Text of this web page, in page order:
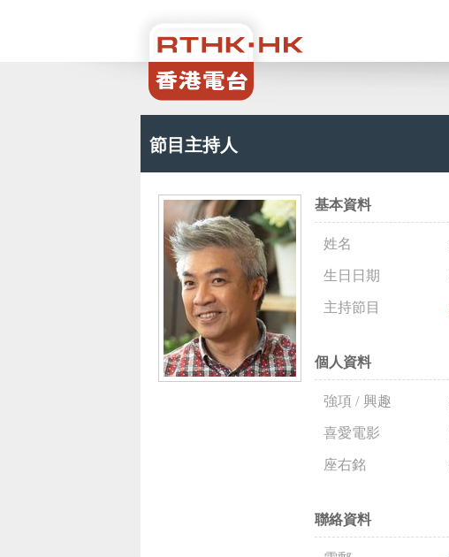
節目主持人
基本資料
姓名
生日日期
主持節目
個人資料
強項 / 興趣
喜愛電影
座右銘
聯絡資料